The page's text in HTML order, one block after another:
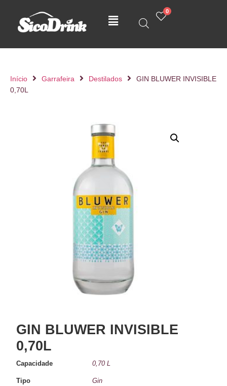
0
Início Garrafeira Destilados
GIN BLUWER INVISIBLE
0,70L
GIN BLUWER INVISIBLE
0,70L
Capacidade 0,70 L
Tipo Gin